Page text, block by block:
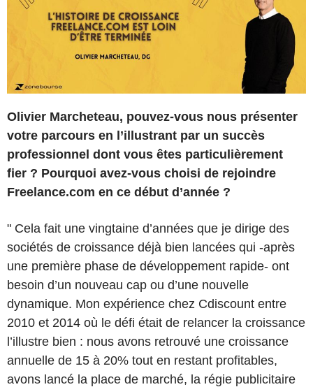
Olivier Marcheteau, pouvez-vous nous présenter
votre parcours en l’illustrant par un succès
professionnel dont vous êtes particulièrement
fier ? Pourquoi avez-vous choisi de rejoindre
Freelance.com en ce début d’année ?
" Cela fait une vingtaine d’années que je dirige des
sociétés de croissance déjà bien lancées qui -après
une première phase de développement rapide- ont
besoin d’un nouveau cap ou d’une nouvelle
dynamique. Mon expérience chez Cdiscount entre
2010 et 2014 où le défi était de relancer la croissance
l’illustre bien : nous avons retrouvé une croissance
annuelle de 15 à 20% tout en restant profitables,
avons lancé la place de marché, la régie publicitaire